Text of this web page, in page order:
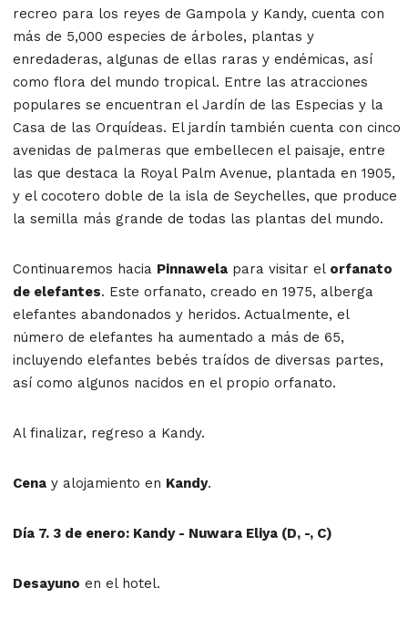
recreo para los reyes de Gampola y Kandy, cuenta con
más de 5,000 especies de árboles, plantas y
enredaderas, algunas de ellas raras y endémicas, así
como flora del mundo tropical. Entre las atracciones
populares se encuentran el Jardín de las Especias y la
Casa de las Orquídeas. El jardín también cuenta con cinco
avenidas de palmeras que embellecen el paisaje, entre
las que destaca la Royal Palm Avenue, plantada en 1905,
y el cocotero doble de la isla de Seychelles, que produce
la semilla más grande de todas las plantas del mundo.
Continuaremos hacia Pinnawela para visitar el orfanato
de elefantes. Este orfanato, creado en 1975, alberga
elefantes abandonados y heridos. Actualmente, el
número de elefantes ha aumentado a más de 65,
incluyendo elefantes bebés traídos de diversas partes,
así como algunos nacidos en el propio orfanato.
Al finalizar, regreso a Kandy.
Cena y alojamiento en Kandy.
Día 7. 3 de enero: Kandy - Nuwara Eliya (D, -, C)
Desayuno en el hotel.